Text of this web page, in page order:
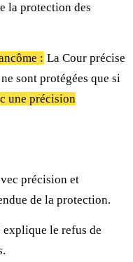
la protection des
: La Cour précise
sont protégées que si
une précision
précision et
de la protection.
le refus de